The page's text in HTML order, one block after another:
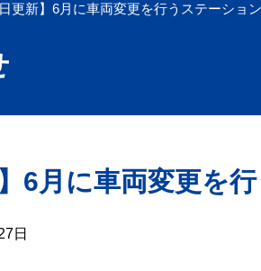
日更新】6月に車両変更を行うステーション
6月に車両変更を
日